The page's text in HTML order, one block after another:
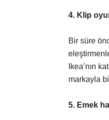
4. Klip
Bir süre
Ikea’nın
markayla
5. Emek